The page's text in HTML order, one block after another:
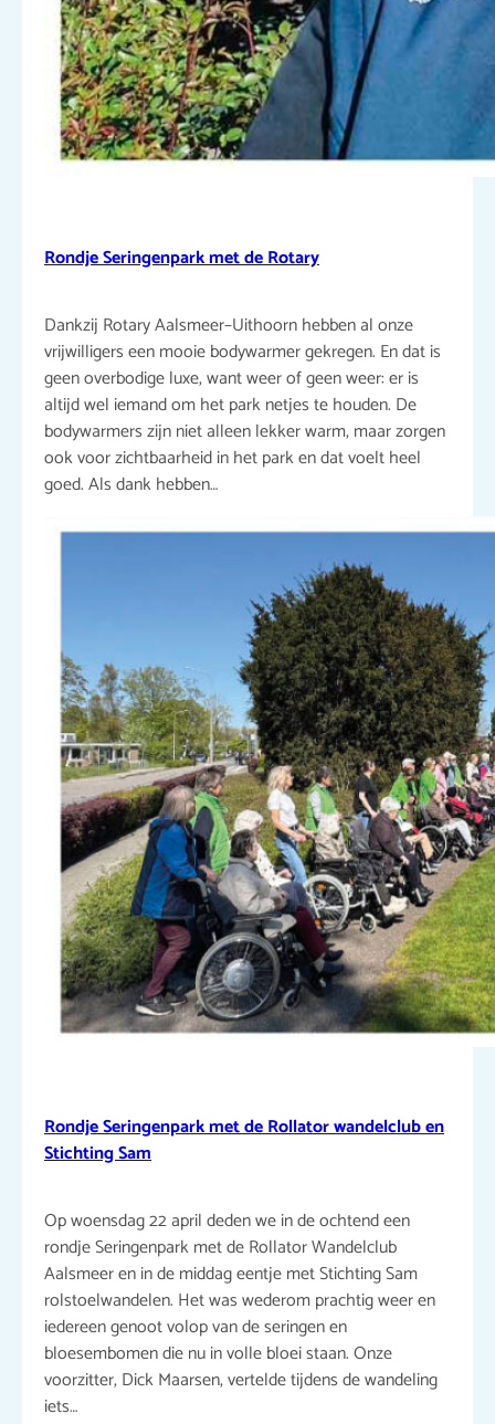
Rondje Seringenpark met de Rotary
Dankzij Rotary Aalsmeer–Uithoorn hebben al onze
vrijwilligers een mooie bodywarmer gekregen. En dat is
geen overbodige luxe, want weer of geen weer: er is
altijd wel iemand om het park netjes te houden. De
bodywarmers zijn niet alleen lekker warm, maar zorgen
ook voor zichtbaarheid in het park en dat voelt heel
goed. Als dank hebben…
Rondje Seringenpark met de Rollator wandelclub en
Stichting Sam
Op woensdag 22 april deden we in de ochtend een
rondje Seringenpark met de Rollator Wandelclub
Aalsmeer en in de middag eentje met Stichting Sam
rolstoelwandelen. Het was wederom prachtig weer en
iedereen genoot volop van de seringen en
bloesembomen die nu in volle bloei staan. Onze
voorzitter, Dick Maarsen, vertelde tijdens de wandeling
iets…